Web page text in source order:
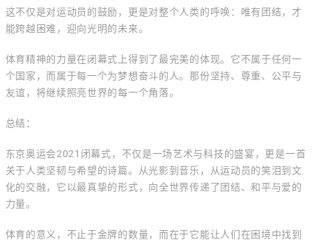
这不仅是对运动员的鼓励，更是对整个人类的呼唤：唯有团结，才
能跨越困难，迎向光明的未来。
体育精神的力量在闭幕式上得到了最完美的体现。它不属于任何一
个国家，而属于每一个为梦想奋斗的人。那份坚持、尊重、公平与
友谊，将继续照亮世界的每一个角落。
总结：
东京奥运会2021闭幕式，不仅是一场艺术与科技的盛宴，更是一首
关于人类坚韧与希望的诗篇。从光影到音乐，从运动员的笑泪到文
化的交融，它以最真挚的形式，向全世界传递了团结、和平与爱的
力量。
体育的意义，不止于金牌的数量，而在于它能让人们在困境中找到